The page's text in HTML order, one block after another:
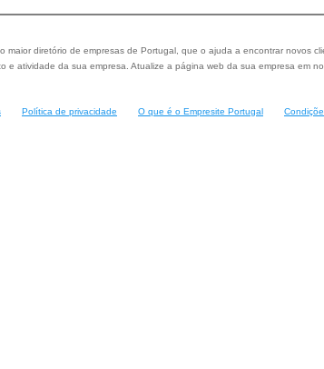
maior diretório de empresas de Portugal, que o ajuda a encontrar novos
e atividade da sua empresa. Atualize a página web da sua empresa em
Política de privacidade O que é o Empresite Portugal